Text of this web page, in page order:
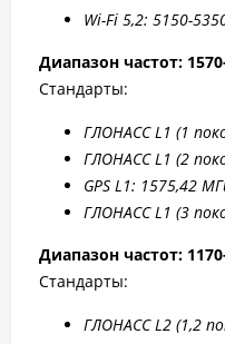
Wi-Fi 5,2: 5150-
Диапазон частот:
Стандарты:
ГЛОНАСС L1 (1
ГЛОНАСС L1 (2
GPS L1: 1575,42
ГЛОНАСС L1 (3
Диапазон частот:
Стандарты:
ГЛОНАСС L2 (1,2